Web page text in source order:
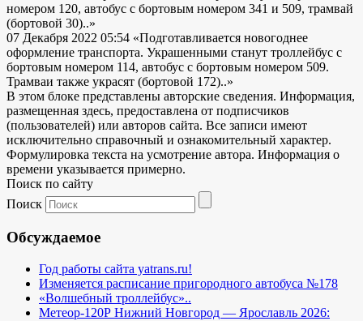
номером 120, автобус с бортовым номером 341 и 509, трамвай
(бортовой 30)..»
07 Декабря 2022 05:54 «Подготавливается новогоднее
оформление транспорта. Украшенными станут троллейбус с
бортовым номером 114, автобус с бортовым номером 509.
Трамваи также украсят (бортовой 172)..»
В этом блоке представлены авторские сведения. Информация,
размещенная здесь, предоставлена от подписчиков
(пользователей) или авторов сайта. Все записи имеют
исключительно справочный и ознакомительный характер.
Формулировка текста на усмотрение автора. Информация о
времени указывается примерно.
Поиск по сайту
Поиск
Обсуждаемое
Год работы сайта yatrans.ru!
Изменяется расписание пригородного автобуса №178
«Волшебный троллейбус»..
Метеор-120Р Нижний Новгород — Ярославль 2026: